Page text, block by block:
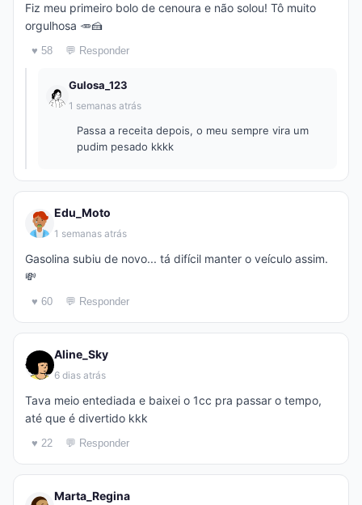
Fiz meu primeiro bolo de cenoura e não solou! Tô muito
orgulhosa 🥕🍰
♥ 58 💬 Responder
Gulosa_123
1 semanas atrás
Passa a receita depois, o meu sempre vira um
pudim pesado kkkk
Edu_Moto
1 semanas atrás
Gasolina subiu de novo... tá difícil manter o veículo assim.
💸
♥ 60 💬 Responder
Aline_Sky
6 dias atrás
Tava meio entediada e baixei o 1cc pra passar o tempo,
até que é divertido kkk
♥ 22 💬 Responder
Marta_Regina